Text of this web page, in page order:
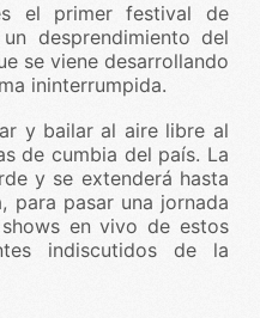
el primer festival de
desprendimiento del
se viene desarrollando
ininterrumpida.
y bailar al aire libre al
de cumbia del país. La
y se extenderá hasta
para pasar una jornada
en vivo de estos
indiscutidos de la